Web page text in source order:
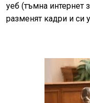
уеб (тъмна интернет
разменят кадри и си